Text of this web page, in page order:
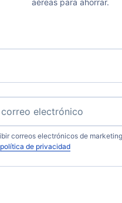
aéreas para ahorrar.
correos electrónicos de
política de privacidad